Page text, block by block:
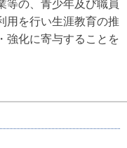
等の、青少年及び職員
用を行い生涯教育の推
強化に寄与することを